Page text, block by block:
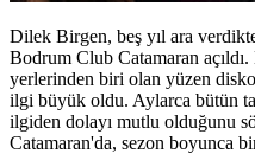
Dilek Birgen, beş yıl ara
Bodrum Club Catamaran
yerlerinden biri olan yüzen
ilgi büyük oldu. Aylarca bütün
ilgiden dolayı mutlu olduğunu
Catamaran'da, sezon boyunca